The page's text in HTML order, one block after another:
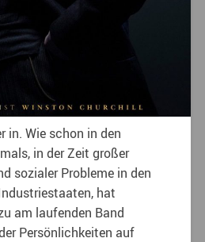
in. Wie schon in den
in der Zeit großer
sozialer Probleme in den
hat
am laufenden Band
Persönlichkeiten auf